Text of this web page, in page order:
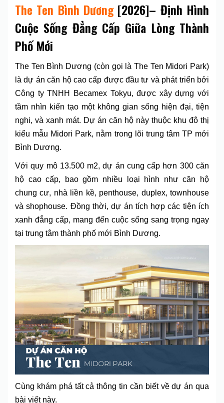
The Ten Bình Dương[2026]– Định Hình
Cuộc Sống Đẳng Cấp Giữa Lòng Thành
Phố Mới
The Ten Bình Dương (còn gọi là The Ten Midori Park)
là dự án căn hộ cao cấp được đầu tư và phát triển bởi
Công ty TNHH Becamex Tokyu, được xây dựng với
tầm nhìn kiến tạo một không gian sống hiện đại, tiện
nghi, và xanh mát. Dự án căn hộ này thuộc khu đô thị
kiểu mẫu Midori Park, nằm trong lõi trung tâm TP mới
Bình Dương.
Với quy mô 13.500 m2, dự án cung cấp hơn 300 căn
hộ cao cấp, bao gồm nhiều loại hình như căn hộ
chung cư, nhà liền kề, penthouse, duplex, townhouse
và shophouse. Đồng thời, dự án tích hợp các tiện ích
xanh đẳng cấp, mang đến cuộc sống sang trọng ngay
tại trung tâm thành phố mới Bình Dương.
Cùng khám phá tất cả thông tin cần biết về dự án qua
bài viết này.